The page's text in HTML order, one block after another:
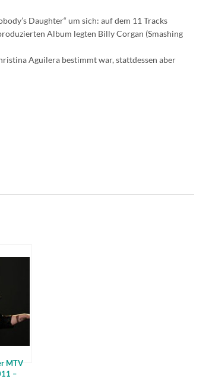
Daughter“ um sich: auf dem 11 Tracks
Album legten Billy Corgan (Smashing
Aguilera bestimmt war, stattdessen aber
MTV
–